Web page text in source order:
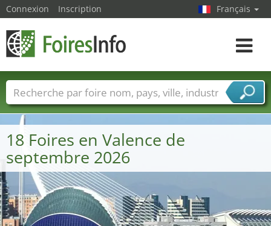
18 Foires en Valence de
septembre 2026
Connexion Inscription Français
Toggle
Foire noms Pays Villes
Secteurs de foire
Secteurs du fournisseur de services